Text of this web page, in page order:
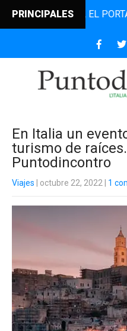
PRINCIPALESEL PORTAL
En Italia un
turismo de
Puntodincontro
Viajes | octubre 22, 2022 1